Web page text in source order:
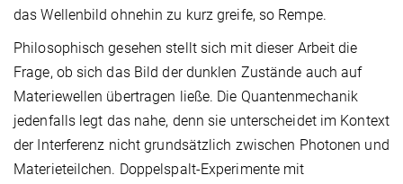
das Wellenbild ohnehin zu kurz greife, so Rempe.
Philosophisch gesehen stellt sich mit dieser Arbeit die
Frage, ob sich das Bild der dunklen Zustände auch auf
Materiewellen übertragen ließe. Die Quantenmechanik
jedenfalls legt das nahe, denn sie unterscheidet im Kontext
der Interferenz nicht grundsätzlich zwischen Photonen und
Materieteilchen. Doppelspalt-Experimente mit